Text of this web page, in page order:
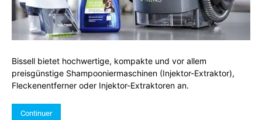
Bissell bietet hochwertige, kompakte und vor allem
preisgünstige Shampooniermaschinen (Injektor-Extraktor),
Fleckenentferner oder Injektor-Extraktoren an.
Continuer